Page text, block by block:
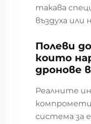
такава
въздуха
Полеви
които
дронове
Реалните
система за